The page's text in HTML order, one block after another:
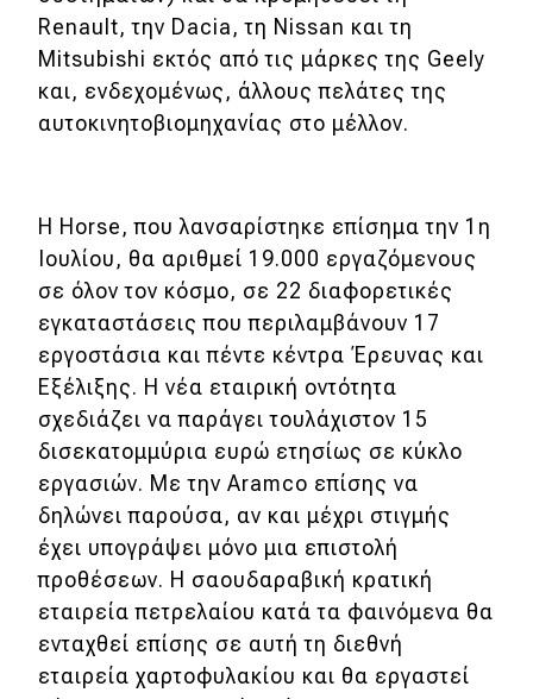
ΚΤΕΟ
Οδική βοήθεια
DRIVE USED
Renault, την Dacia, τη Nissan και τη
Mitsubishi εκτός από τις μάρκες της Geely
και, ενδεχομένως, άλλους πελάτες της
αυτοκινητοβιομηχανίας στο μέλλον.
H Horse, που λανσαρίστηκε επίσημα την 1η
Ιουλίου, θα αριθμεί 19.000 εργαζόμενους
σε όλον τον κόσμο, σε 22 διαφορετικές
εγκαταστάσεις που περιλαμβάνουν 17
εργοστάσια και πέντε κέντρα Έρευνας και
Εξέλιξης. Η νέα εταιρική οντότητα
σχεδιάζει να παράγει τουλάχιστον 15
δισεκατομμύρια ευρώ ετησίως σε κύκλο
εργασιών. Με την Aramco επίσης να
δηλώνει παρούσα, αν και μέχρι στιγμής
έχει υπογράψει μόνο μια επιστολή
προθέσεων. Η σαουδαραβική κρατική
εταιρεία πετρελαίου κατά τα φαινόμενα θα
ενταχθεί επίσης σε αυτή τη διεθνή
εταιρεία χαρτοφυλακίου και θα εργαστεί